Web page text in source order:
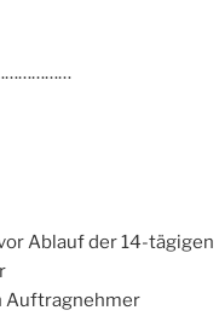
Ablauf der 14-tägigen
Auftragnehmer